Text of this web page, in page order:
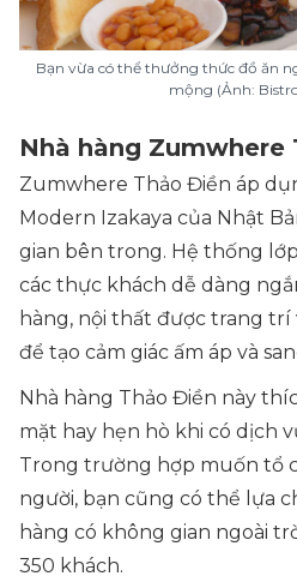
Bạn vừa có thể thưởng thức đồ ăn
mộng (Ảnh:
Nhà hàng Zumwhere
Zumwhere Thảo Điền áp
Modern Izakaya của Nhật
gian bên trong. Hệ thống
các thực khách dễ dàng
hàng, nội thất được trang
để tạo cảm giác ấm áp và
Nhà hàng Thảo Điền này
mặt hay hẹn hò khi có dịch
Trong trường hợp muốn tổ
người, bạn cũng có thể lựa
hàng có không gian ngoài
350 khách.